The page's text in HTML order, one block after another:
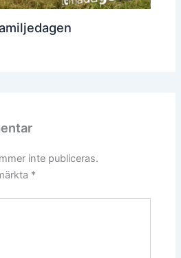
inte publiceras.
*